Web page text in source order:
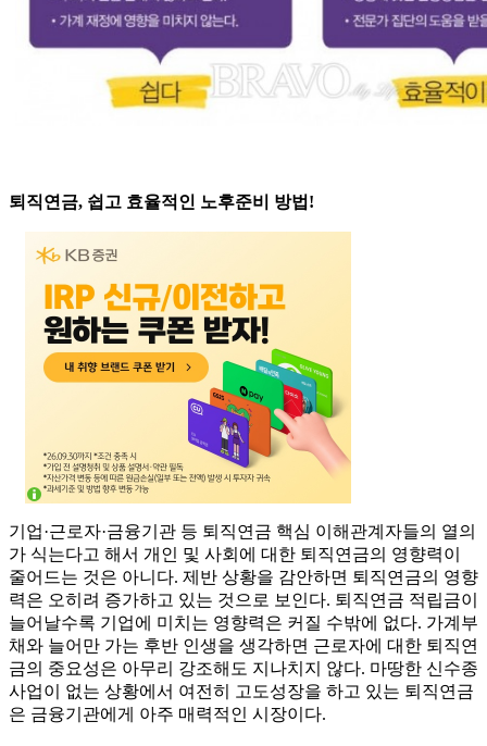
퇴직연금, 쉽고 효율적인 노후준비 방법!
기업·근로자·금융기관 등 퇴직연금 핵심 이해관계자들의 열의
가 식는다고 해서 개인 및 사회에 대한 퇴직연금의 영향력이
줄어드는 것은 아니다. 제반 상황을 감안하면 퇴직연금의 영향
력은 오히려 증가하고 있는 것으로 보인다. 퇴직연금 적립금이
늘어날수록 기업에 미치는 영향력은 커질 수밖에 없다. 가계부
채와 늘어만 가는 후반 인생을 생각하면 근로자에 대한 퇴직연
금의 중요성은 아무리 강조해도 지나치지 않다. 마땅한 신수종
사업이 없는 상황에서 여전히 고도성장을 하고 있는 퇴직연금
은 금융기관에게 아주 매력적인 시장이다.